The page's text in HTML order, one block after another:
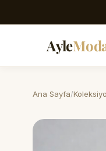
Ayle
Ana Sayfa